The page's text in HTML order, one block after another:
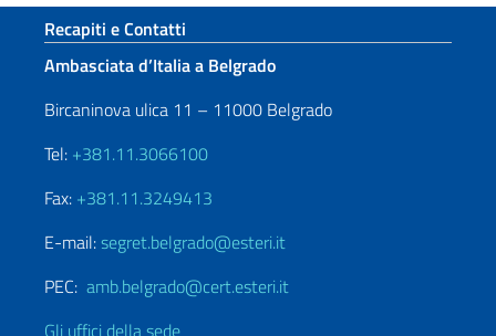
Sezione footer
Recapiti e Contatti
Ambasciata d’Italia a Belgrado
Bircaninova ulica 11 – 11000 Belgrado
Tel: +381.11.3066100
Fax: +381.11.3249413
E-mail:segret.belgrado@esteri.it
PEC: amb.belgrado@cert.esteri.it
Gli uffici della sede